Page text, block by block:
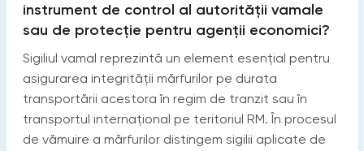
instrument de control al autorității vamale
sau de protecție pentru agenții economici?
Sigiliul vamal reprezintă un element esențial pentru
asigurarea integrității mărfurilor pe durata
transportării acestora în regim de tranzit sau în
transportul internațional pe teritoriul RM. În procesul
de vămuire a mărfurilor distingem sigilii aplicate de